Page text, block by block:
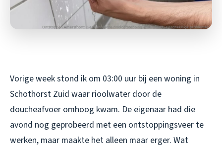
Vorige week stond ik om 03:00 uur bij een woning in
Schothorst Zuid waar rioolwater door de
doucheafvoer omhoog kwam. De eigenaar had die
avond nog geprobeerd met een ontstoppingsveer te
werken, maar maakte het alleen maar erger. Wat